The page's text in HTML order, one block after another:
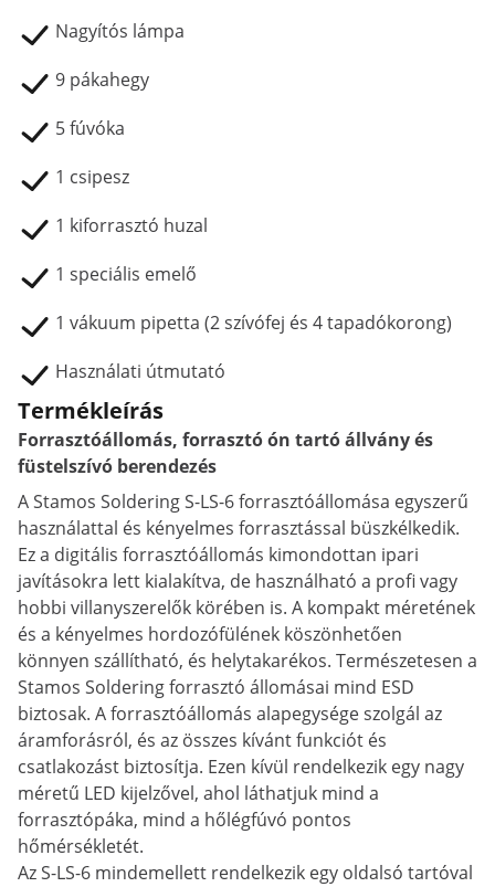
Nagyítós lámpa
9 pákahegy
5 fúvóka
1 csipesz
1 kiforrasztó huzal
1 speciális emelő
1 vákuum pipetta (2 szívófej és 4 tapadókorong)
Használati útmutató
Termékleírás
Forrasztóállomás, forrasztó ón tartó állvány és
füstelszívó berendezés
A Stamos Soldering S-LS-6 forrasztóállomása egyszerű
használattal és kényelmes forrasztással büszkélkedik.
Ez a digitális forrasztóállomás kimondottan ipari
javításokra lett kialakítva, de használható a profi vagy
hobbi villanyszerelők körében is. A kompakt méretének
és a kényelmes hordozófülének köszönhetően
könnyen szállítható, és helytakarékos. Természetesen a
Stamos Soldering forrasztó állomásai mind ESD
biztosak. A forrasztóállomás alapegysége szolgál az
áramforásról, és az összes kívánt funkciót és
csatlakozást biztosítja. Ezen kívül rendelkezik egy nagy
méretű LED kijelzővel, ahol láthatjuk mind a
forrasztópáka, mind a hőlégfúvó pontos
hőmérsékletét.
Az S-LS-6 mindemellett rendelkezik egy oldalsó tartóval